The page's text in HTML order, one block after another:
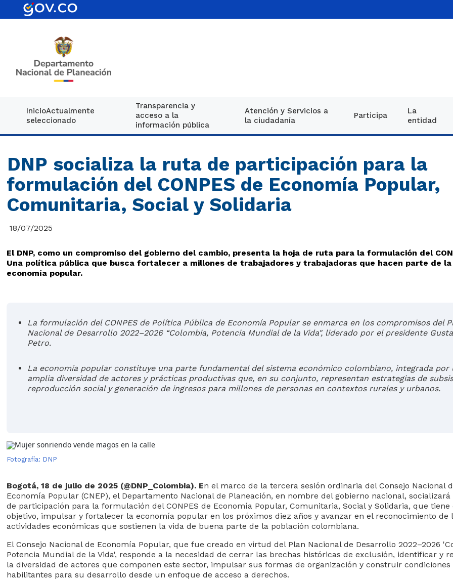
InicioActualmente
seleccionado
Transparencia y
acceso a la
información pública
Atención y Servicios a
la ciudadanía
Participa
La
entidad
Equipo
Direcciones
Código de
Decreto único comentado
DNP socializa la ruta de participación para la
formulación del CONPES de Economía Popular,
Comunitaria, Social y Solidaria
18/07/2025
El DNP, como un compromiso del gobierno del cambio, presenta la hoja de ruta para la formulación del
Una política pública que busca fortalecer a millones de trabajadores y trabajadoras que hacen parte de la
economía popular.
​La formulación del CONPES de Política Pública de Economía Popular se enmarca en los compromisos del
Nacional de Desarrollo 2022–2026 “Colombia, Potencia Mundial de la Vida", liderado por el presidente
Petro.
La economía popular constituye una parte fundamental del sistema económico colombiano, integrada por
amplia diversidad de actores y prácticas productivas que, en su conjunto, representan estrategias de
reproducción social y generación de ingresos para millones de personas en contextos rurales y urbanos.​
​Fo​tografía: DNP
​​Bogotá, 18 de julio de 2025 (@DNP_Colombia). En el marco de la tercera sesión ordinaria del Consejo Nacional
Economía Popular (CNEP), el Departamento Nacional de Planeación, en nombre del gobierno nacional,
de participación para la formulación del CONPES de Economía Popular, Comunitaria, Social y Solidaria, que tiene
objetivo, impulsar y fortalecer la economía popular en los próximos diez años y avanzar en el reconocimiento de
actividades económicas que sostienen la vida de buena parte de la población colombiana.
El Consejo Nacional de Economía Popular, que fue creado en virtud del Plan Nacional de Desarrollo 2022–2026
Potencia Mundial de la Vida', responde a la necesidad de cerrar las brechas históricas de exclusión, identificar y
la diversidad de actores que componen este sector, impulsar sus formas de organización y construir condiciones
habilitantes para su desarrollo desde un enfoque de acceso a derechos.